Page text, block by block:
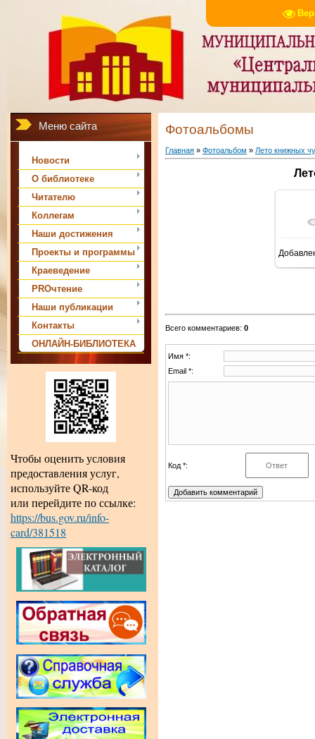
Меню сайта
Новости
О библиотеке
Читателю
Коллегам
Наши достижения
Проекты и программы
Краеведение
PROчтение
Наши публикации
Контакты
ОНЛАЙН-БИБЛИОТЕКА
Чтобы оценить условия
предоставления услуг,
используйте QR-код
или перейдите по ссылке:
https://bus.gov.ru/info-
card/381518
Фотоальбомы
Главная » Фотоальбом » Лето книжных
В
Всего комментариев: 0
Имя *:
Email *:
Код *: